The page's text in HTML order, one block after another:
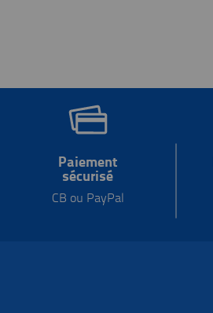
Paiement
sécurisé
CB ou PayPal